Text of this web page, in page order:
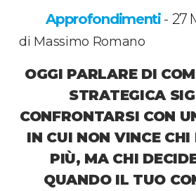
Approfondimenti - 27
di Massimo Romano
OGGI PARLARE DI
STRATEGICA
CONFRONTARSI CON
IN CUI NON VINCE CHI
PIÙ, MA CHI
QUANDO IL TUO